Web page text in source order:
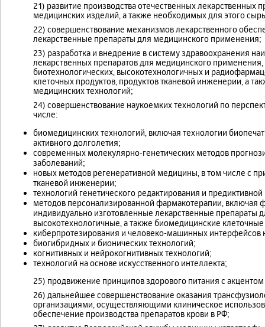
21) развитие производства отечественных
медицинских изделий, а также необходимых для этого
22) совершенствование механизмов лекарственного
лекарственные препараты для медицинского применения;
23) разработка и внедрение в систему здравоохранения
лекарственных препаратов для медицинского
биотехнологических, высокотехнологичных и
клеточных продуктов, продуктов тканевой инженерии, а
медицинских технологий;
24) совершенствование наукоемких технологий по
числе:
биомедицинских технологий, включая технологии
активного долголетия;
современных молекулярно-генетических методов
заболеваний;
новых методов регенеративной медицины, в том числе с
тканевой инженерии;
технологий генетического редактирования и предиктивной
методов персонализированной фармакотерапии, включая
индивидуально изготовленные лекарственные препараты
высокотехнологичные, а также биомедицинские
киберпротезирования и человеко-машинных интерфейсов
биогибридных и бионических технологий;
когнитивных и нейрокогнитивных технологий;
технологий на основе искусственного интеллекта;
25) продвижение принципов здорового питания с
26) дальнейшее совершенствование оказания
организациями, осуществляющими клиническое
обеспечение производства препаратов крови в РФ;